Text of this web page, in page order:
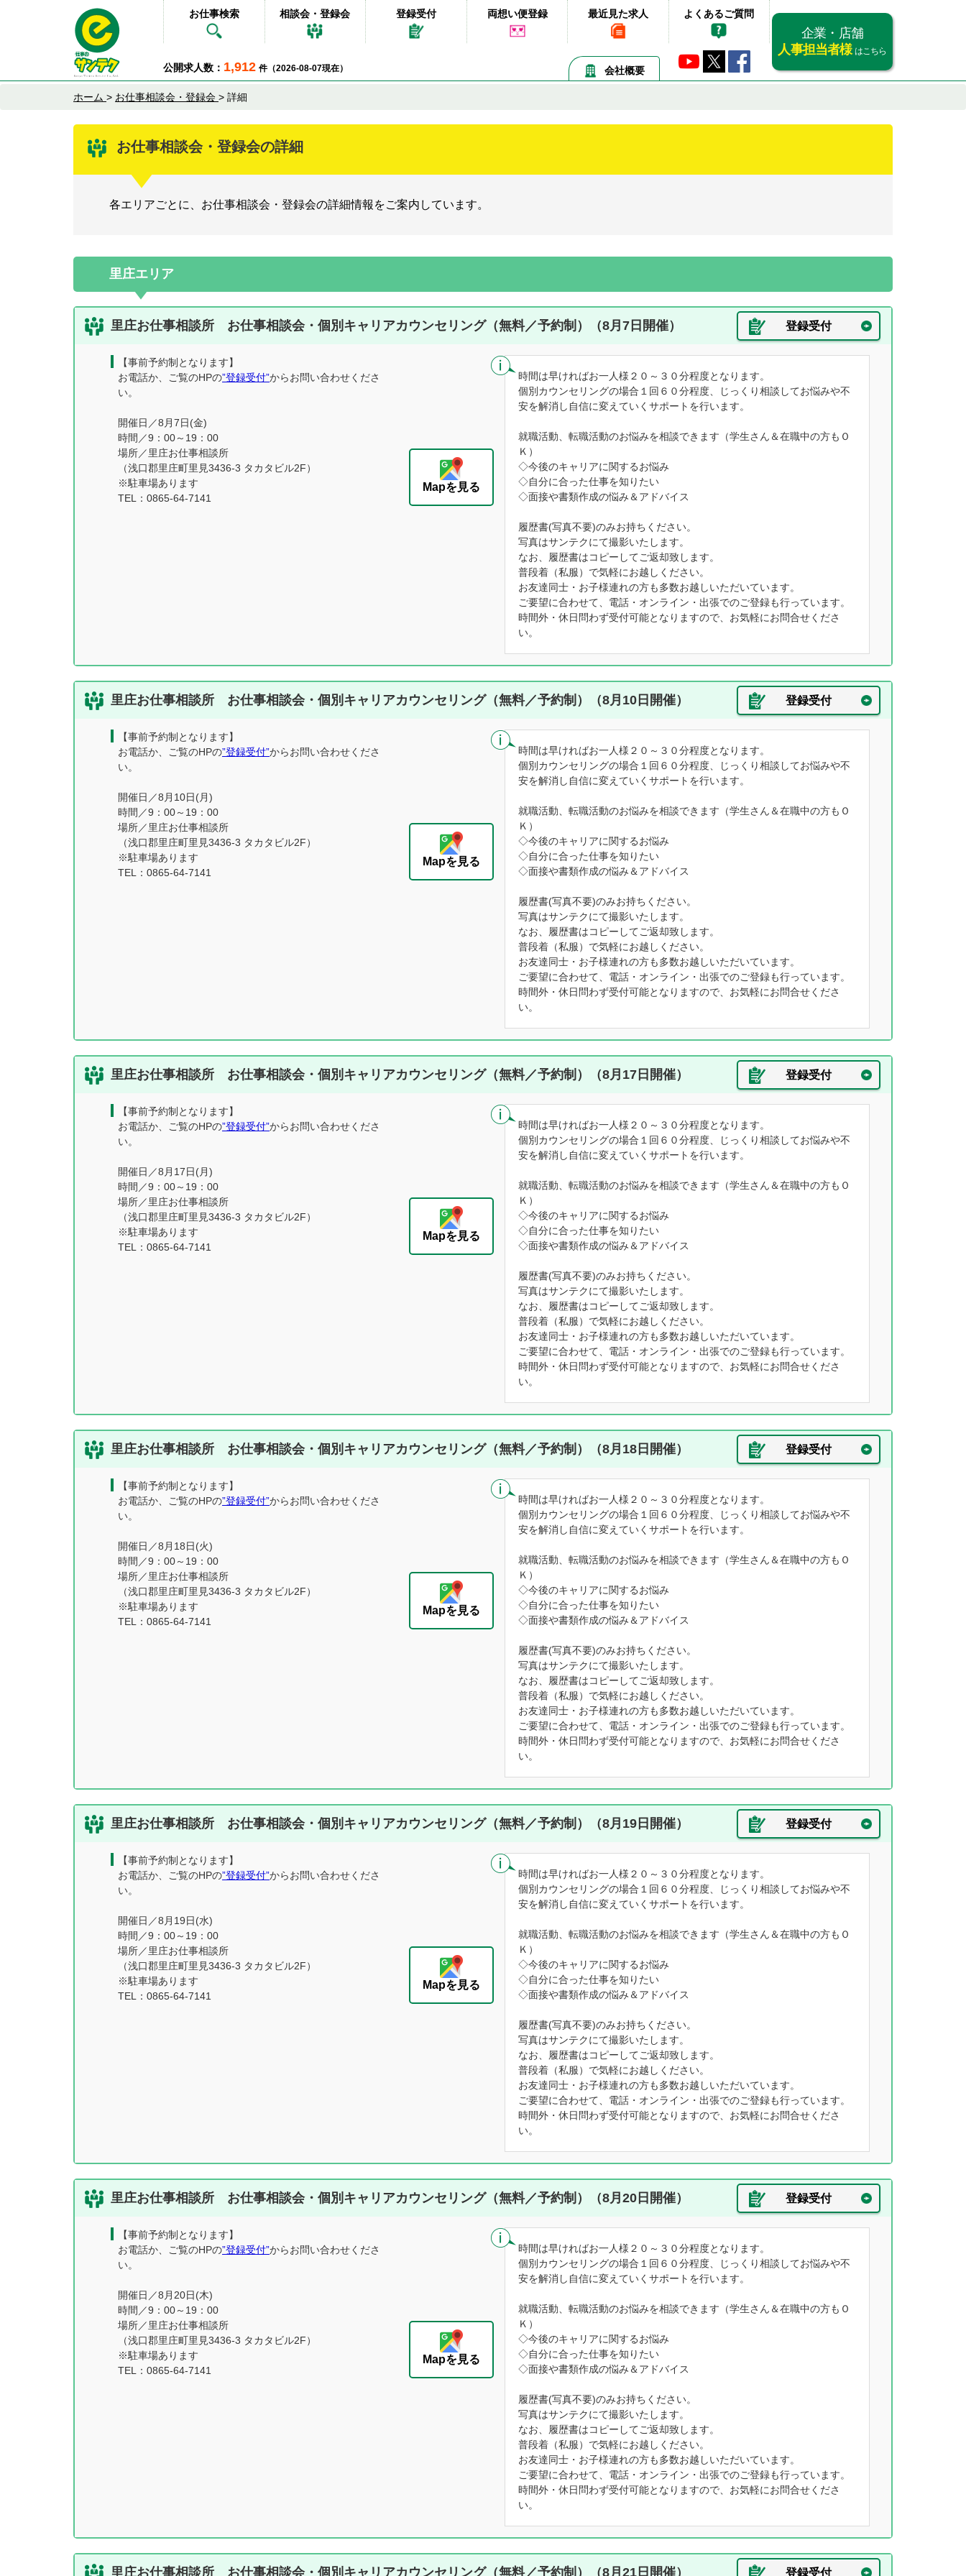
お仕事検索 相談会・登録会 登録受付 両想い便登録 最近見た求人 よくあるご質問
企業・店舗
人事担当者様 はこちら
公開求人数： 1,912 件（2026-08-07現在） 会社概要
ホーム > お仕事相談会・登録会 > 詳細
お仕事相談会・登録会の詳細
各エリアごとに、お仕事相談会・登録会の詳細情報をご案内しています。
里庄エリア
里庄お仕事相談所 お仕事相談会・個別キャリアカウンセリング（無料／予約制）（8月7日開催） 登録受付
【事前予約制となります】
お電話か、ご覧のHPの”登録受付”からお問い合わせくださ
い。
開催日／8月7日(金)
時間／9：00～19：00
場所／里庄お仕事相談所
（浅口郡里庄町里見3436-3 タカタビル2F）
※駐車場あります
TEL：0865-64-7141
Mapを見る
時間は早ければお一人様２０～３０分程度となります。
個別カウンセリングの場合１回６０分程度、じっくり相談してお悩みや不
安を解消し自信に変えていくサポートを行います。
就職活動、転職活動のお悩みを相談できます（学生さん＆在職中の方もＯ
Ｋ）
◇今後のキャリアに関するお悩み
◇自分に合った仕事を知りたい
◇面接や書類作成の悩み＆アドバイス
履歴書(写真不要)のみお持ちください。
写真はサンテクにて撮影いたします。
なお、履歴書はコピーしてご返却致します。
普段着（私服）で気軽にお越しください。
お友達同士・お子様連れの方も多数お越しいただいています。
ご要望に合わせて、電話・オンライン・出張でのご登録も行っています。
時間外・休日問わず受付可能となりますので、お気軽にお問合せくださ
い。
里庄お仕事相談所 お仕事相談会・個別キャリアカウンセリング（無料／予約制）（8月10日開催） 登録受付
【事前予約制となります】
お電話か、ご覧のHPの”登録受付”からお問い合わせくださ
い。
開催日／8月10日(月)
時間／9：00～19：00
場所／里庄お仕事相談所
（浅口郡里庄町里見3436-3 タカタビル2F）
※駐車場あります
TEL：0865-64-7141
Mapを見る
時間は早ければお一人様２０～３０分程度となります。
個別カウンセリングの場合１回６０分程度、じっくり相談してお悩みや不
安を解消し自信に変えていくサポートを行います。
就職活動、転職活動のお悩みを相談できます（学生さん＆在職中の方もＯ
Ｋ）
◇今後のキャリアに関するお悩み
◇自分に合った仕事を知りたい
◇面接や書類作成の悩み＆アドバイス
履歴書(写真不要)のみお持ちください。
写真はサンテクにて撮影いたします。
なお、履歴書はコピーしてご返却致します。
普段着（私服）で気軽にお越しください。
お友達同士・お子様連れの方も多数お越しいただいています。
ご要望に合わせて、電話・オンライン・出張でのご登録も行っています。
時間外・休日問わず受付可能となりますので、お気軽にお問合せくださ
い。
里庄お仕事相談所 お仕事相談会・個別キャリアカウンセリング（無料／予約制）（8月17日開催） 登録受付
【事前予約制となります】
お電話か、ご覧のHPの”登録受付”からお問い合わせくださ
い。
開催日／8月17日(月)
時間／9：00～19：00
場所／里庄お仕事相談所
（浅口郡里庄町里見3436-3 タカタビル2F）
※駐車場あります
TEL：0865-64-7141
Mapを見る
時間は早ければお一人様２０～３０分程度となります。
個別カウンセリングの場合１回６０分程度、じっくり相談してお悩みや不
安を解消し自信に変えていくサポートを行います。
就職活動、転職活動のお悩みを相談できます（学生さん＆在職中の方もＯ
Ｋ）
◇今後のキャリアに関するお悩み
◇自分に合った仕事を知りたい
◇面接や書類作成の悩み＆アドバイス
履歴書(写真不要)のみお持ちください。
写真はサンテクにて撮影いたします。
なお、履歴書はコピーしてご返却致します。
普段着（私服）で気軽にお越しください。
お友達同士・お子様連れの方も多数お越しいただいています。
ご要望に合わせて、電話・オンライン・出張でのご登録も行っています。
時間外・休日問わず受付可能となりますので、お気軽にお問合せくださ
い。
里庄お仕事相談所 お仕事相談会・個別キャリアカウンセリング（無料／予約制）（8月18日開催） 登録受付
【事前予約制となります】
お電話か、ご覧のHPの”登録受付”からお問い合わせくださ
い。
開催日／8月18日(火)
時間／9：00～19：00
場所／里庄お仕事相談所
（浅口郡里庄町里見3436-3 タカタビル2F）
※駐車場あります
TEL：0865-64-7141
Mapを見る
時間は早ければお一人様２０～３０分程度となります。
個別カウンセリングの場合１回６０分程度、じっくり相談してお悩みや不
安を解消し自信に変えていくサポートを行います。
就職活動、転職活動のお悩みを相談できます（学生さん＆在職中の方もＯ
Ｋ）
◇今後のキャリアに関するお悩み
◇自分に合った仕事を知りたい
◇面接や書類作成の悩み＆アドバイス
履歴書(写真不要)のみお持ちください。
写真はサンテクにて撮影いたします。
なお、履歴書はコピーしてご返却致します。
普段着（私服）で気軽にお越しください。
お友達同士・お子様連れの方も多数お越しいただいています。
ご要望に合わせて、電話・オンライン・出張でのご登録も行っています。
時間外・休日問わず受付可能となりますので、お気軽にお問合せくださ
い。
里庄お仕事相談所 お仕事相談会・個別キャリアカウンセリング（無料／予約制）（8月19日開催） 登録受付
【事前予約制となります】
お電話か、ご覧のHPの”登録受付”からお問い合わせくださ
い。
開催日／8月19日(水)
時間／9：00～19：00
場所／里庄お仕事相談所
（浅口郡里庄町里見3436-3 タカタビル2F）
※駐車場あります
TEL：0865-64-7141
Mapを見る
時間は早ければお一人様２０～３０分程度となります。
個別カウンセリングの場合１回６０分程度、じっくり相談してお悩みや不
安を解消し自信に変えていくサポートを行います。
就職活動、転職活動のお悩みを相談できます（学生さん＆在職中の方もＯ
Ｋ）
◇今後のキャリアに関するお悩み
◇自分に合った仕事を知りたい
◇面接や書類作成の悩み＆アドバイス
履歴書(写真不要)のみお持ちください。
写真はサンテクにて撮影いたします。
なお、履歴書はコピーしてご返却致します。
普段着（私服）で気軽にお越しください。
お友達同士・お子様連れの方も多数お越しいただいています。
ご要望に合わせて、電話・オンライン・出張でのご登録も行っています。
時間外・休日問わず受付可能となりますので、お気軽にお問合せくださ
い。
里庄お仕事相談所 お仕事相談会・個別キャリアカウンセリング（無料／予約制）（8月20日開催） 登録受付
【事前予約制となります】
お電話か、ご覧のHPの”登録受付”からお問い合わせくださ
い。
開催日／8月20日(木)
時間／9：00～19：00
場所／里庄お仕事相談所
（浅口郡里庄町里見3436-3 タカタビル2F）
※駐車場あります
TEL：0865-64-7141
Mapを見る
時間は早ければお一人様２０～３０分程度となります。
個別カウンセリングの場合１回６０分程度、じっくり相談してお悩みや不
安を解消し自信に変えていくサポートを行います。
就職活動、転職活動のお悩みを相談できます（学生さん＆在職中の方もＯ
Ｋ）
◇今後のキャリアに関するお悩み
◇自分に合った仕事を知りたい
◇面接や書類作成の悩み＆アドバイス
履歴書(写真不要)のみお持ちください。
写真はサンテクにて撮影いたします。
なお、履歴書はコピーしてご返却致します。
普段着（私服）で気軽にお越しください。
お友達同士・お子様連れの方も多数お越しいただいています。
ご要望に合わせて、電話・オンライン・出張でのご登録も行っています。
時間外・休日問わず受付可能となりますので、お気軽にお問合せくださ
い。
里庄お仕事相談所 お仕事相談会・個別キャリアカウンセリング（無料／予約制）（8月21日開催） 登録受付